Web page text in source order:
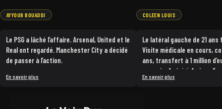
AYYOUB BOUADDI
Le PSG a lâché l’affaire. Arsenal, United et le
Real ont regardé. Manchester City a décidé
de passer à l’action.
absolue de Manchester City pour renforcer
En savoir plus
COLEEN LOUIS
Le latéral gauche de 21 ans
Visite médicale en cours,
ans, transfert à 1 million
compris. Arrivé à Amiens
contrat jusqu’en 2028, il
En savoir plus